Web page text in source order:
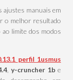
ajustes manuais em
o melhor resultado
ao limite dos modos
perfil 1usmus
y-cruncher 1b e